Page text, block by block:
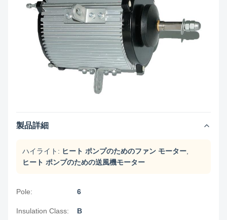
製品詳細
ハイライト: ヒート ポンプのためのファン モーター
ヒート ポンプのための送風機モーター
Pole: 6
Insulation Class: B